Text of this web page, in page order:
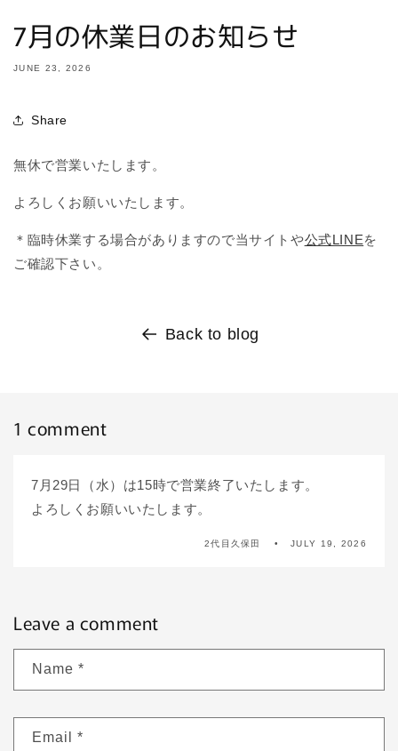
7月の休業日のお知らせ
JUNE 23, 2026
Share
無休で営業いたします。
よろしくお願いいたします。
＊臨時休業する場合がありますので当サイトや公式LINEを
ご確認下さい。
Back to blog
1 comment
7月29日（水）は15時で営業終了いたします。
よろしくお願いいたします。
2代目久保田 JULY 19, 2026
Leave a comment
Name *
Email *